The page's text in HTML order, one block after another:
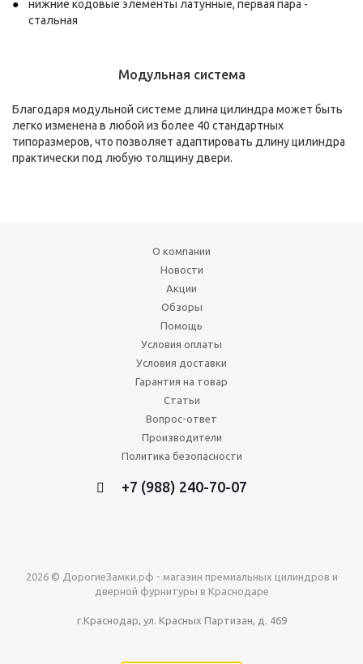
нижние кодовые элементы латунные, первая пара -
стальная
Модульная система
Благодаря модульной системе длина цилиндра может быть
легко изменена в любой из более 40 стандартных
типоразмеров, что позволяет адаптировать длину цилиндра
практически под любую толщину двери.
О компании
Новости
Акции
Обзоры
Помощь
Условия оплаты
Условия доставки
Гарантия на товар
Статьи
Вопрос-ответ
Производители
Политика безопасности
+7 (988) 240-70-07
2026 © ДорогиеЗамки.рф - магазин премиальных цилиндров и
дверной фурнитуры в Краснодаре
г.Краснодар, ул. Красных Партизан, д. 469